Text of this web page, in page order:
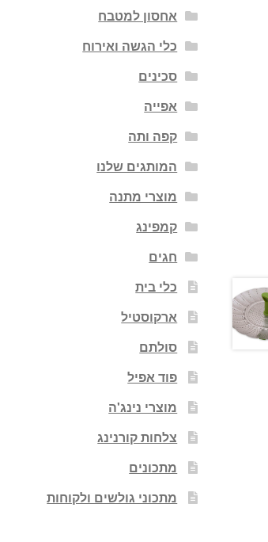
אחסון למטבח
כלי הגשה ואירוח
סכינים
אפייה
קפה ותה
המותגים שלנו
מוצרי מתנה
קמפינג
חגים
כלי בית
ארקוסטיל
סולתם
פוד אפיל
מוצרי נינג'ה
צלחות קורנינג
מתכונים
מתכוני גולשים ולקוחות